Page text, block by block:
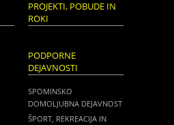
PROJEKTI, POBUDE IN
ROKI
PODPORNE
DEJAVNOSTI
SPOMINSKO
DOMOLJUBNA DEJAVNOST
ŠPORT, REKREACIJA IN